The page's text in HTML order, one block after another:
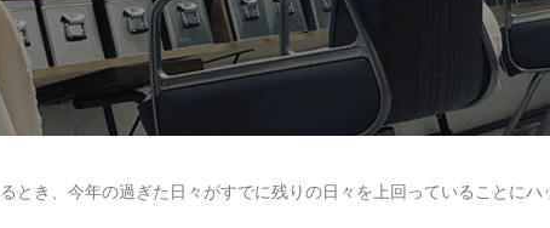
とき、今年の過ぎた日々がすでに残りの日々を上回っていることに